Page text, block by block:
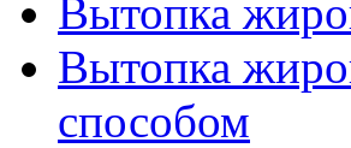
Вытопка
Вытопка
способом